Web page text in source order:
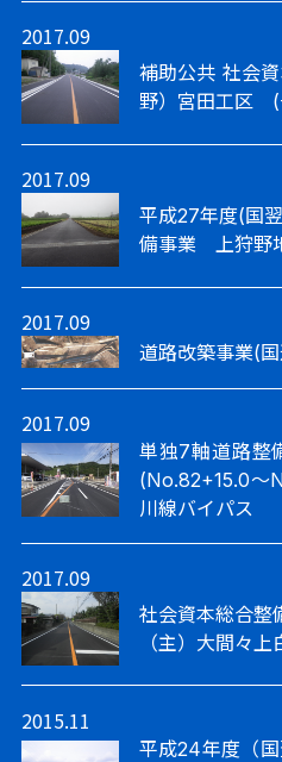
2017.09
補助公共 社会
野）宮田工区 (
2017.09
平成27年度(国
備事業 上狩野
2017.09
道路改築事業(
2017.09
単独7軸道路整
(No.82+15.0～
川線バイパス
2017.09
社会資本総合整
（主）大間々上
2015.11
平成24年度（